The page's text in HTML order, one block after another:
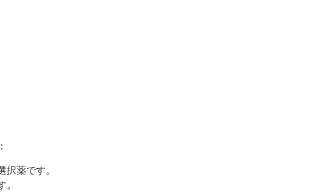
薬です。